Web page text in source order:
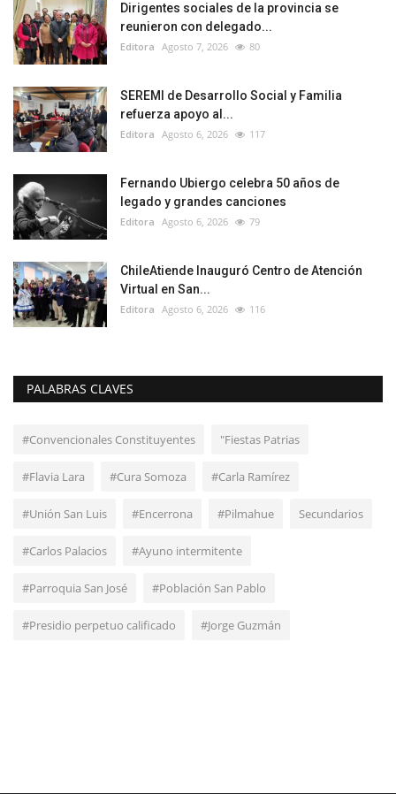
Dirigentes sociales de la provincia se
reunieron con delegado...
Editora Agosto 7, 2026 80
SEREMI de Desarrollo Social y Familia
refuerza apoyo al...
Editora Agosto 6, 2026 117
Fernando Ubiergo celebra 50 años de
legado y grandes canciones
Editora Agosto 6, 2026 79
ChileAtiende Inauguró Centro de Atención
Virtual en San...
Editora Agosto 6, 2026 116
PALABRAS CLAVES
#Convencionales Constituyentes "Fiestas Patrias
#Flavia Lara #Cura Somoza #Carla Ramírez
#Unión San Luis #Encerrona #Pilmahue Secundarios
#Carlos Palacios #Ayuno intermitente
#Parroquia San José #Población San Pablo
#Presidio perpetuo calificado #Jorge Guzmán